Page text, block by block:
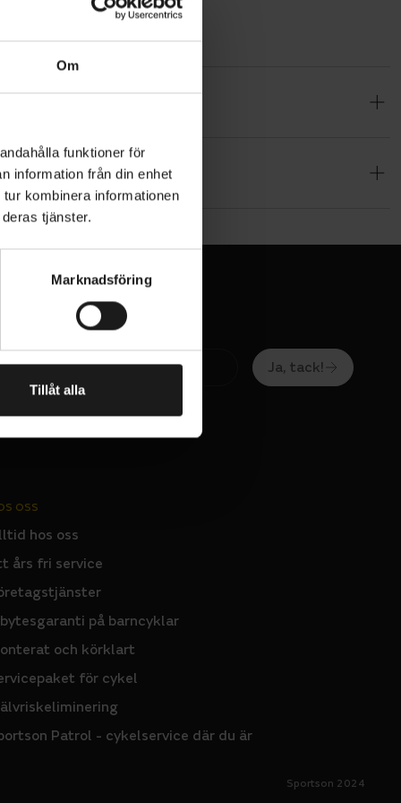
Om
funktioner för
information från din enhet
kombinera informationen
tjänster.
Marknadsföring
Tillåt alla
en
och i
med den
Ja, tack!
OSS
hos oss
års fri service
på barncyklar
och körklart
för cykel
Patrol - cykelservice där du är
Sportson 2024